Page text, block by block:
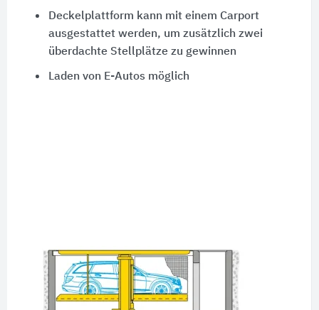
Deckelplattform kann mit einem Carport
ausgestattet werden, um zusätzlich zwei
überdachte Stellplätze zu gewinnen
Laden von E-Autos möglich